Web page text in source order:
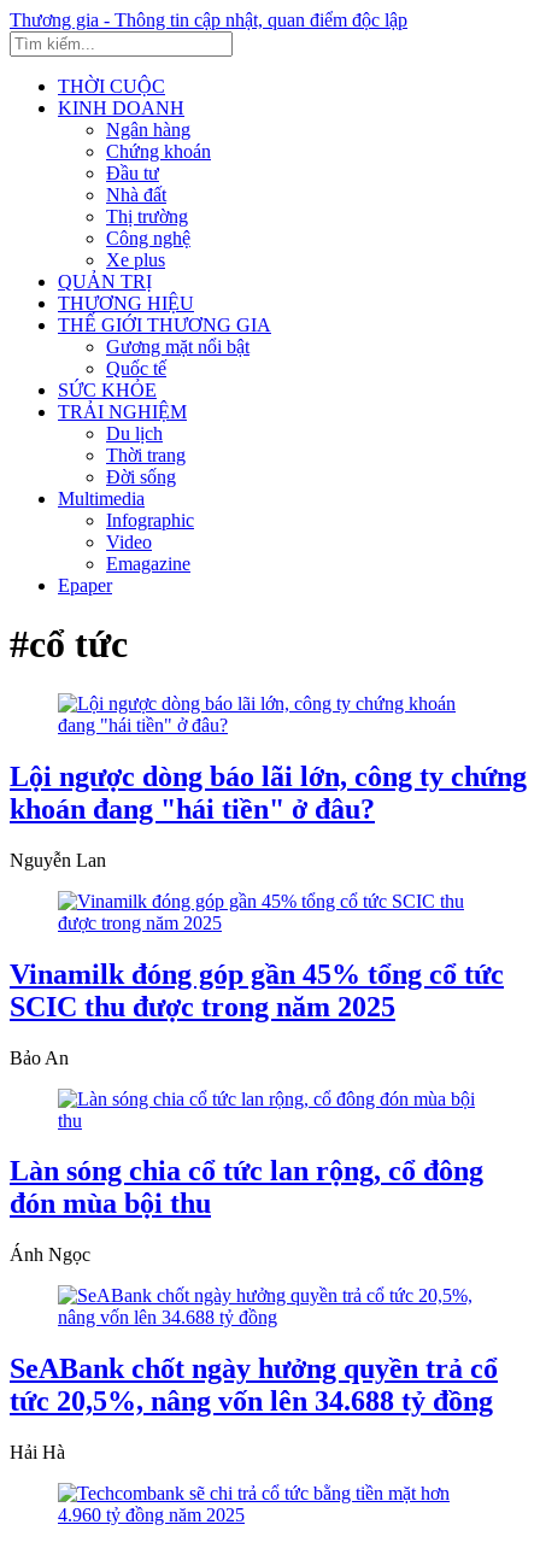
Thương gia - Thông tin cập nhật, quan điểm độc lập
THỜI CUỘC
KINH DOANH
Ngân hàng
Chứng khoán
Đầu tư
Nhà đất
Thị trường
Công nghệ
Xe plus
QUẢN TRỊ
THƯƠNG HIỆU
THẾ GIỚI THƯƠNG GIA
Gương mặt nổi bật
Quốc tế
SỨC KHỎE
TRẢI NGHIỆM
Du lịch
Thời trang
Đời sống
Multimedia
Infographic
Video
Emagazine
Epaper
#cổ tức
Lội ngược dòng báo lãi lớn, công ty chứng
khoán đang "hái tiền" ở đâu?
Nguyễn Lan
Vinamilk đóng góp gần 45% tổng cổ tức
SCIC thu được trong năm 2025
Bảo An
Làn sóng chia cổ tức lan rộng, cổ đông
đón mùa bội thu
Ánh Ngọc
SeABank chốt ngày hưởng quyền trả cổ
tức 20,5%, nâng vốn lên 34.688 tỷ đồng
Hải Hà